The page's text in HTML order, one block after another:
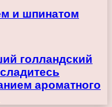
и шпинатом
голландский
ароматного